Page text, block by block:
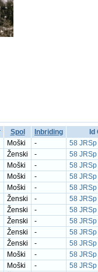
Spol Inbriding
Id
Moški -
58 JRSp
Ženski -
58 JRSp
Moški -
58 JRSp
Moški -
58 JRSp
Moški -
58 JRSp
Ženski -
58 JRSp
Ženski -
58 JRSp
Ženski -
58 JRSp
Ženski -
58 JRSp
Ženski -
58 JRSp
Moški -
58 JRSp
Moški -
58 JRSp